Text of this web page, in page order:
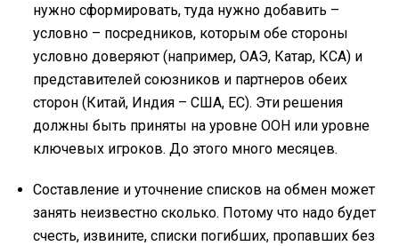
нужно сформировать, туда нужно добавить –
условно – посредников, которым обе стороны
условно доверяют (например, ОАЭ, Катар, КСА) и
представителей союзников и партнеров обеих
сторон (Китай, Индия – США, ЕС). Эти решения
должны быть приняты на уровне ООН или уровне
ключевых игроков. До этого много месяцев.
Составление и уточнение списков на обмен может
занять неизвестно сколько. Потому что надо будет
счесть, извините, списки погибших, пропавших без